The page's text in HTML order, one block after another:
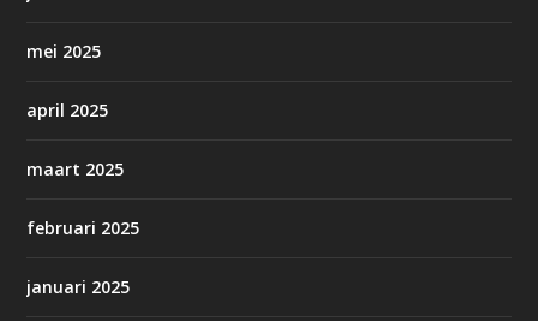
mei 2025
april 2025
maart 2025
februari 2025
januari 2025